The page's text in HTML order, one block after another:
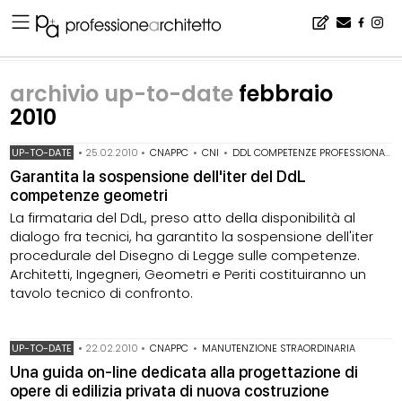
archivio up-to-date febbraio
2010
UP-TO-DATE • 25.02.2010 • CNAPPC • CNI • DDL COMPETENZE PROFESSIONALI
Garantita la sospensione dell'iter del DdL
competenze geometri
La firmataria del DdL, preso atto della disponibilità al
dialogo fra tecnici, ha garantito la sospensione dell'iter
procedurale del Disegno di Legge sulle competenze.
Architetti, Ingegneri, Geometri e Periti costituiranno un
tavolo tecnico di confronto.
UP-TO-DATE • 22.02.2010 • CNAPPC • MANUTENZIONE STRAORDINARIA
Una guida on-line dedicata alla progettazione di
opere di edilizia privata di nuova costruzione